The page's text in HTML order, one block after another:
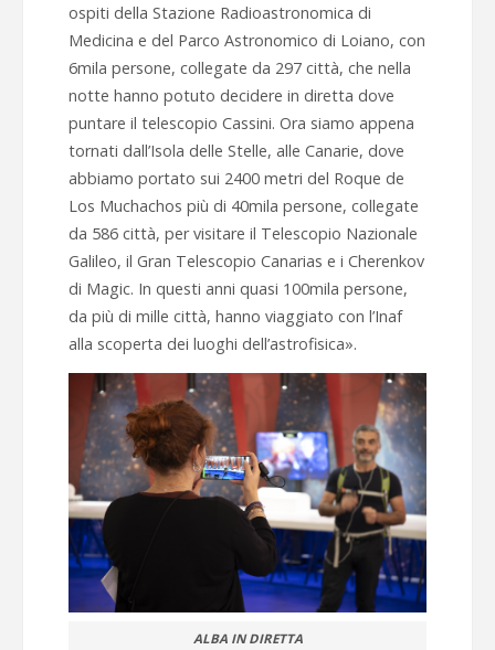
ospiti della Stazione Radioastronomica di
Medicina e del Parco Astronomico di Loiano, con
6mila persone, collegate da 297 città, che nella
notte hanno potuto decidere in diretta dove
puntare il telescopio Cassini. Ora siamo appena
tornati dall’Isola delle Stelle, alle Canarie, dove
abbiamo portato sui 2400 metri del Roque de
Los Muchachos più di 40mila persone, collegate
da 586 città, per visitare il Telescopio Nazionale
Galileo, il Gran Telescopio Canarias e i Cherenkov
di Magic. In questi anni quasi 100mila persone,
da più di mille città, hanno viaggiato con l’Inaf
alla scoperta dei luoghi dell’astrofisica».
ALBA IN DIRETTA